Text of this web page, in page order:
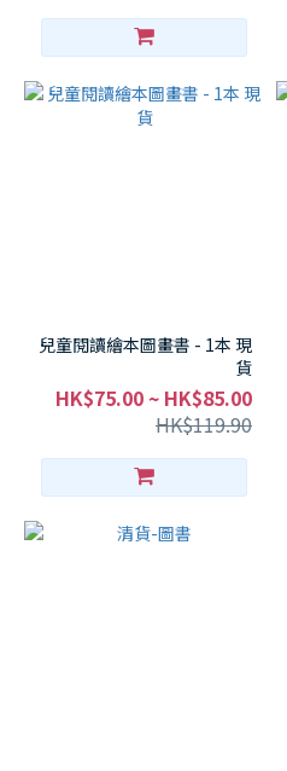
兒童閱讀繪本圖畫書 - 1本 現
貨
HK$75.00 ~ HK$85.00
HK$119.90